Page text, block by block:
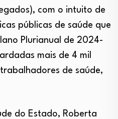
com o intuito de
públicas de saúde que
Plurianual de 2024-
mais de 4 mil
de saúde,
do Estado, Roberta